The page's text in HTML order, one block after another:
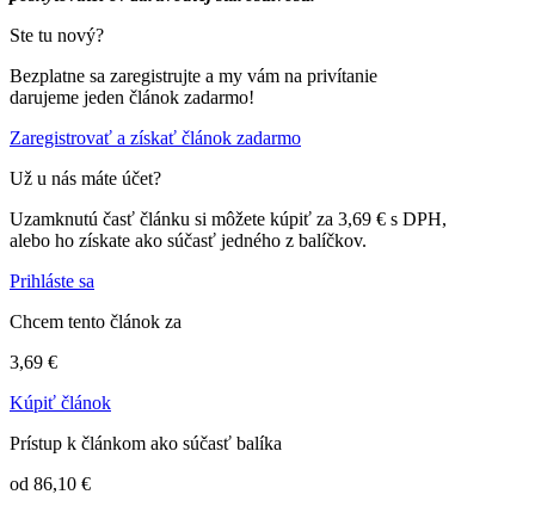
Ste tu nový?
Bezplatne sa zaregistrujte a my vám na privítanie
darujeme jeden článok zadarmo!
Zaregistrovať a získať článok zadarmo
Už u nás máte účet?
Uzamknutú časť článku si môžete kúpiť za 3,69 € s DPH,
alebo ho získate ako súčasť jedného z balíčkov.
Prihláste sa
Chcem tento článok za
3,69 €
Kúpiť článok
Prístup k článkom ako súčasť balíka
od 86,10 €